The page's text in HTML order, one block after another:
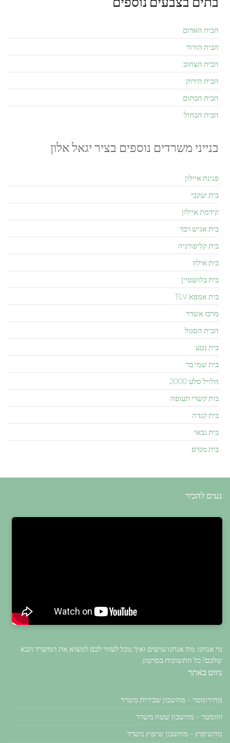
הבית האדום
הבית הורוד
הבית הצהוב
הבית הירוק
הבית הכתום
הבית הכחול
בנייני משרדים נוספים בציר יגאל אלון
פנינת איילון
בית יעקבי
קידמת איילון
בית אגיש רבד
בית קליפורניה
בית אילוז
בית בלושטיין
בית אמפא TLV
מרכז אשדר
הבית הסגול
בית נטע
בית שמי בר
הלויל סלע 2000
בית קשרי תעופה
בית קנדה
בית גבאי
בית מנדס
נעים להכיר
מי אנחנו, מה אנחנו עושים ואיך נוכל לעזור לכם למצוא את המשרד הבא
שלכם? כל התשובות בסרטון.
ניווט באתר
מחירומטר – מחשבון שכירות משרד
זוזומטר – מחשבון שטח משרד
מחשיפוץ – מחשבון שיפוץ משרד